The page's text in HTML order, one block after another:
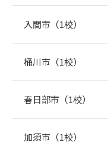
入間市（1校）
桶川市（1校）
春日部市（1校）
加須市（1校）